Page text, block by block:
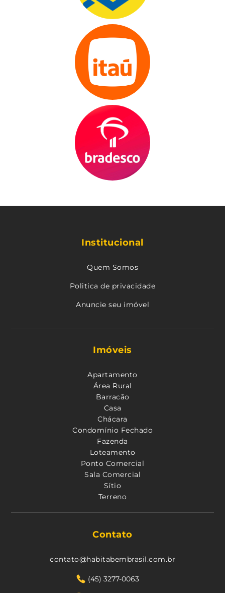
Institucional
Quem Somos
Politica de privacidade
Anuncie seu imóvel
Imóveis
Apartamento
Área Rural
Barracão
Casa
Chácara
Condomínio Fechado
Fazenda
Loteamento
Ponto Comercial
Sala Comercial
Sítio
Terreno
Contato
contato@habitabembrasil.com.br
(45) 3277-0063